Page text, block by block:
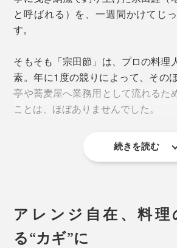
宗田鰹（そうだがつお）のしっかり
かな燻しの風味が、口の中に広がっ
と呼ばれる）を、一週間かけてじ
す。
そもそも「宗田節」は、プロの料理
素。年に1度の競りによって、その
亭や蕎麦屋へ業務用として流れるた
ことは、ほぼありませんでした。
続きを読む
アレンジ自在、料理
る“カギ”に